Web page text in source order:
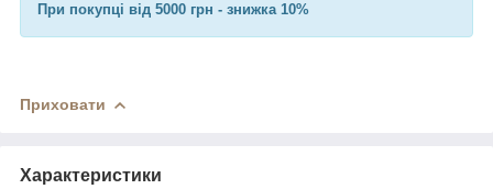
При покупці від 5000 грн - знижка 10%
Приховати
Характеристики